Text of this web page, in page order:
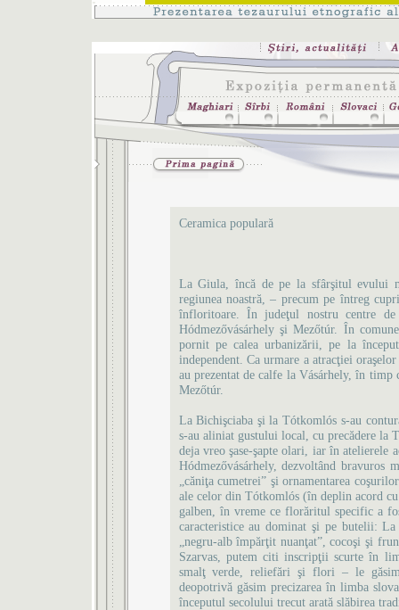
Ceramica populară
La Giula, încă de pe la sfârşitul evului
regiunea noastră, – precum pe întreg
înfloritoare. În judeţul nostru centre
Hódmezővásárhely şi Mezőtúr. În
pornit pe calea urbanizării, pe la
independent. Ca urmare a atracţiei
au prezentat de calfe la Vásárhely, în timp
Mezőtúr.
La Bichişciaba şi la Tótkomlós s-au
s-au aliniat gustului local, cu precădere
deja vreo şase-şapte olari, iar în atelierele
Hódmezővásárhely, dezvoltând
„căniţa cumetrei” şi ornamentarea
ale celor din Tótkomlós (în deplin acord
galben, în vreme ce florăritul specific a
caracteristice au dominat şi pe butelii:
„negru-alb împărţit nuanţat”, cocoşi şi
Szarvas, putem citi inscripţii scurte în
smalţ verde, reliefări şi flori – le
deopotrivă găsim precizarea în limba
începutul secolului trecut arată slăbirea